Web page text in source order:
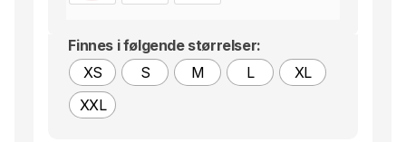
Finnes i følgende størrelser:
XS
S M L
XL
XXL